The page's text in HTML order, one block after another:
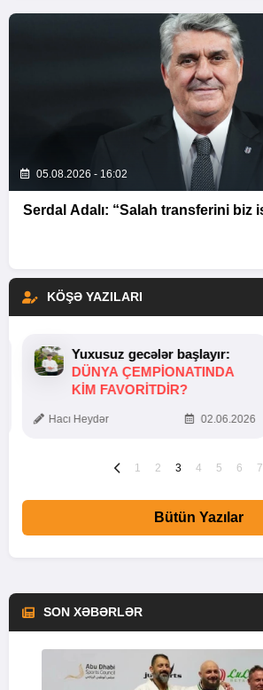
05.08.2026 - 16:02
Serdal Adalı: “Salah transferini biz
KÖŞƏ YAZILARI
Yuxusuz gecələr başlayır:
DÜNYA ÇEMPIONATINDA
KIM FAVORITDIR?
Hacı Heydər 02.06.2026
1 2 3 4 5 6 7
Bütün Yazılar
SON XƏBƏRLƏR